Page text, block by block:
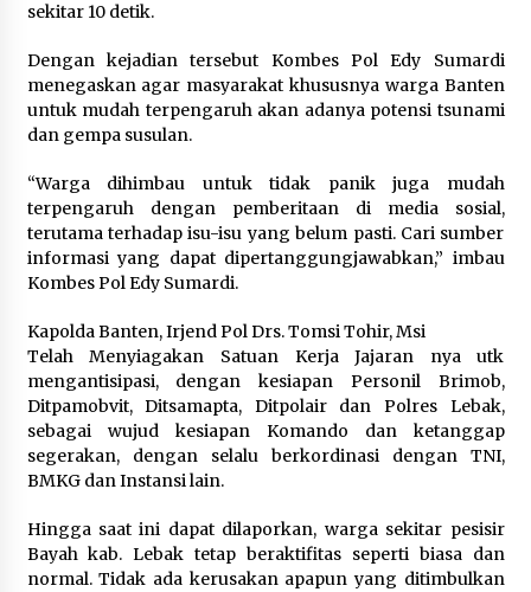
Polres Cilegon Gelar Apel
Kesiapsiagaan Hadapi Ancaman
Kebakaran Akibat Fenomena El Niño
Pemkot Cilegon Sampaikan
Rancangan KUA PPAS 2027,
5 Agustus 2026
sekitar 10 detik.
Dengan kejadian tersebut Kombes Pol Edy Sumardi
menegaskan agar masyarakat khususnya warga Banten
untuk mudah terpengaruh akan adanya potensi tsunami
dan gempa susulan.
“Warga dihimbau untuk tidak panik juga mudah
terpengaruh dengan pemberitaan di media sosial,
terutama terhadap isu-isu yang belum pasti. Cari sumber
informasi yang dapat dipertanggungjawabkan,” imbau
Kombes Pol Edy Sumardi.
Kapolda Banten, Irjend Pol Drs. Tomsi Tohir, Msi
Telah Menyiagakan Satuan Kerja Jajaran nya utk
mengantisipasi, dengan kesiapan Personil Brimob,
Ditpamobvit, Ditsamapta, Ditpolair dan Polres Lebak,
sebagai wujud kesiapan Komando dan ketanggap
segerakan, dengan selalu berkordinasi dengan TNI,
BMKG dan Instansi lain.
Hingga saat ini dapat dilaporkan, warga sekitar pesisir
Bayah kab. Lebak tetap beraktifitas seperti biasa dan
normal. Tidak ada kerusakan apapun yang ditimbulkan